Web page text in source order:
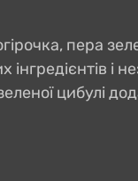
пера
і
цибулі